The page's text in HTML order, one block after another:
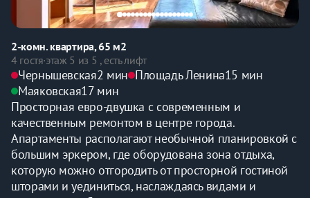
2-комн. квартира, 65 м2
4 гостя·этаж 5 из 5 , есть лифт
Чернышевская2 мин Площадь Ленина15 мин
Маяковская17 мин
Просторная евро-двушка с современным и
качественным ремонтом в центре города.
Апартаменты располагают необычной планировкой с
большим эркером, где оборудована зона отдыха,
которую можно отгородить от просторной гостиной
шторами и уединиться, наслаждаясь видами и